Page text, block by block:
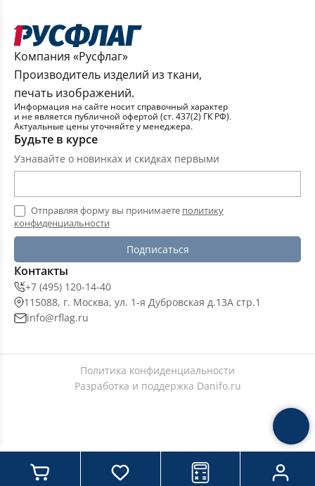
Компания «Русфлаг»
Производитель изделий из ткани,
печать изображений.
Информация на сайте носит справочный характер
и не является публичной офертой (ст. 437(2) ГК РФ).
Актуальные цены уточняйте у менеджера.
Будьте в курсе
Узнавайте о новинках и скидках первыми
Отправляя форму вы принимаете политику
конфиденциальности
Подписаться
Контакты
+7 (495) 120-14-40
115088, г. Москва, ул. 1-я Дубровская д.13А стр.1
info@rflag.ru
Политика конфиденциальности
Разработка и поддержка Danifo.ru